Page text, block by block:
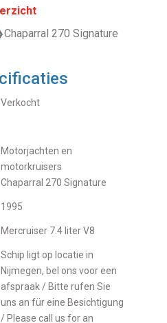
Chaparral 270 Signature
Verkocht
Motorjachten en
motorkruisers
Chaparral 270 Signature
1995
Mercruiser 7.4 liter V8
Schip ligt op locatie in
Nijmegen, bel ons voor een
afspraak / Bitte rufen Sie
uns an für eine Besichtigung
/ Please call us for an